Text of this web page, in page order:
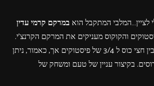
לציין…המלבי המתקבל הואבמרקם קרמי עדין
והקוקוס מעניקים את המרקם הקרנצ'י.
הכמות כפי שציינתי בין חצי כוס ל 3/4 של פיסטוקים אך, כאמור, ניתן
בקיצור עניין של טעם ומשחק של